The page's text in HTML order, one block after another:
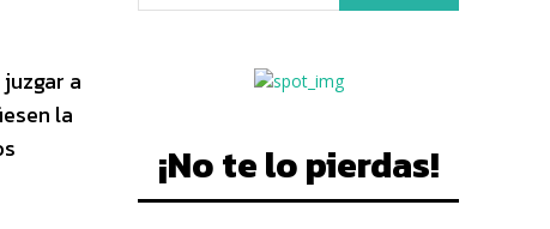
a
la
¡No te lo pierdas!